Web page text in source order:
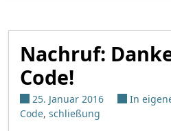
Nachruf:
Code!
25. Januar 2016 In
Code, schließung